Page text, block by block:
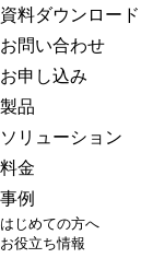
さくらのクラウド
資料ダウンロード
お問い合わせ
お申し込み
製品
ソリューション
料金
事例
はじめての方へ
お役立ち情報